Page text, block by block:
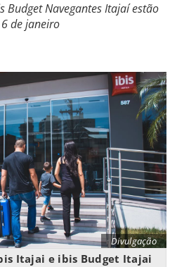
Budget Navegantes Itajaí estão
de janeiro
Divulgação
Itajai e ibis Budget Itajai